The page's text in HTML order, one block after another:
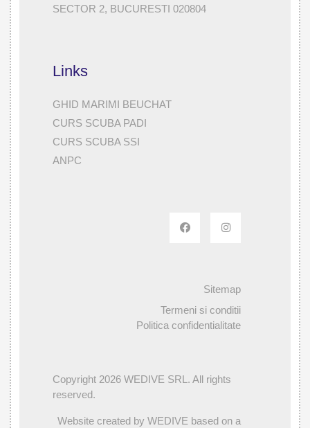
SECTOR 2, BUCURESTI 020804
Links
GHID MARIMI BEUCHAT
CURS SCUBA PADI
CURS SCUBA SSI
ANPC
Sitemap
Termeni si conditii
Politica confidentialitate
Copyright 2026 WEDIVE SRL. All rights
reserved.
Website created by WEDIVE based on a